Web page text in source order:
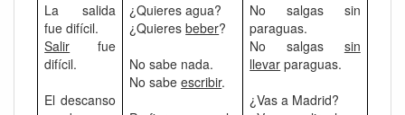
La salida
fue difícil.
Salir fue
difícil.
El descanso
¿Quieres agua?
¿Quieresbeber?
No sabe nada.
No sabeescribir.
No salgas sin
paraguas.
No salgas sin
llevar paraguas.
¿Vas a Madrid?